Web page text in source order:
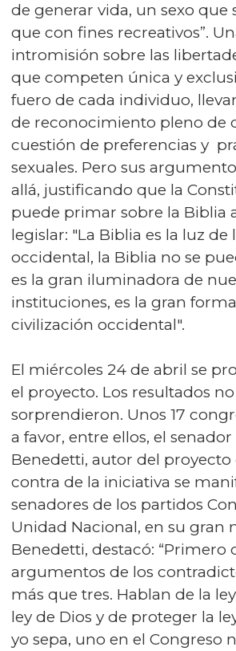
de generar vida, un sexo que
que con fines recreativos”.
intromisión sobre las
que competen única y
fuero de cada individuo,
de reconocimiento pleno de
cuestión de preferencias y
sexuales. Pero sus
allá, justificando que la
puede primar sobre la Biblia
legislar: "La Biblia es la luz de
occidental, la Biblia no se
es la gran iluminadora de
instituciones, es la gran
civilización occidental".
El miércoles 24 de abril se
el proyecto. Los resultados no
sorprendieron. Unos 17
a favor, entre ellos, el
Benedetti, autor del proyecto
contra de la iniciativa se
senadores de los partidos
Unidad Nacional, en su gran
Benedetti, destacó: “Primero
argumentos de los
más que tres. Hablan de la
ley de Dios y de proteger la
yo sepa, uno en el Congreso